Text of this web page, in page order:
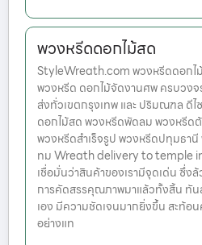
พวงหรีดดอกไม้สด
StyleWreath.com พวงหรีดดอกไ
พวงหรีด ดอกไม้จัดงานศพ ครบวง
ส่งทั่วเขตกรุงเทพ และ ปริมณฑล ดี
ดอกไม้สด พวงหรีดพัดลม พวงหรีด
พวงหรีดสำเร็จรูป พวงหรีดปทุมธา
ทม Wreath delivery to temple
เชื่อมั่นว่าสินค้าของเรามีจุดเด่น ซึ่ง
การคัดสรรคุณภาพมาแล้วทั้งสิ้น ทั
เอง มีความชัดเจนมากยิ่งขึ้น สะท้อ
อย่างแท